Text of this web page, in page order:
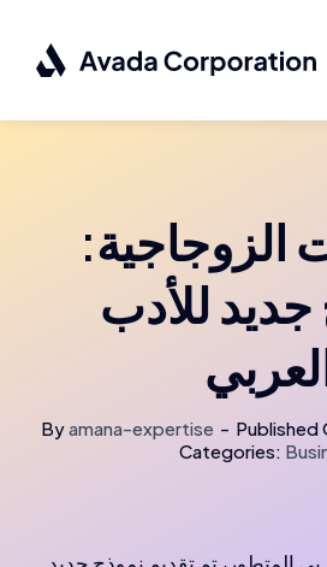
contenu
الزوجاجية:
للأدب
Byamana-expertise - Published
Categories: